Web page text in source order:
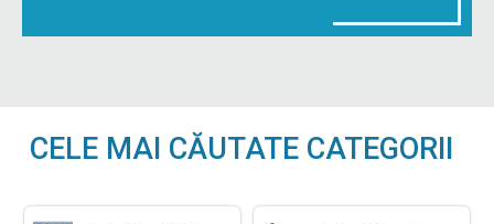
CELE MAI CĂUTATE CATEGORII